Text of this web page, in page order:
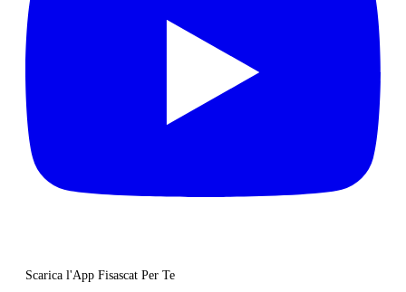
Scarica l'App Fisascat Per Te